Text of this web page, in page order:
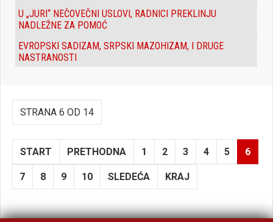
U „JURI“ NEČOVEČNI USLOVI, RADNICI PREKLINJU
NADLEŽNE ZA POMOĆ
EVROPSKI SADIZAM, SRPSKI MAZOHIZAM, I DRUGE
NASTRANOSTI
STRANA 6 OD 14
START PRETHODNA 1 2 3 4 5 6
7 8 9 10 SLEDEĆA KRAJ